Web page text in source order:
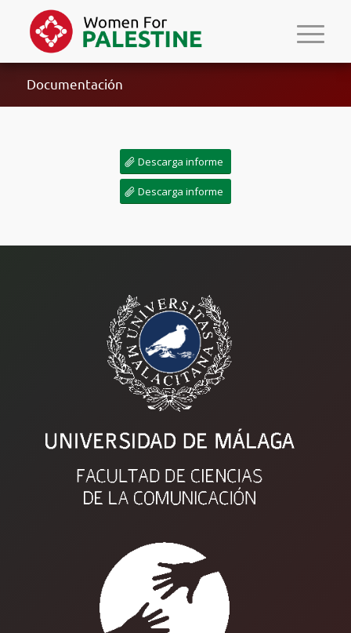
Documentación
Descarga informe
Descarga informe